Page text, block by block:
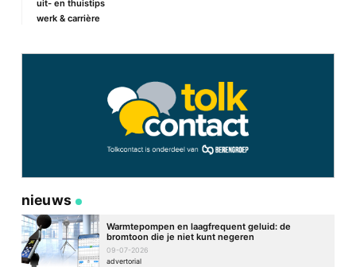
uit- en thuistips
werk & carrière
nieuws
Warmtepompen en laagfrequent geluid: de
bromtoon die je niet kunt negeren
09-07-2026
advertorial